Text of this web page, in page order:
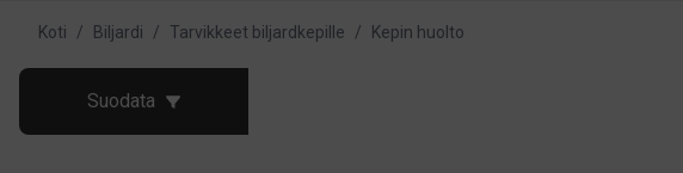
Koti / Biljardi / Tarvikkeet biljardkepille / Kepin huolto
Suodata